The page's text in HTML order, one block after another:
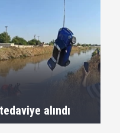
alındı